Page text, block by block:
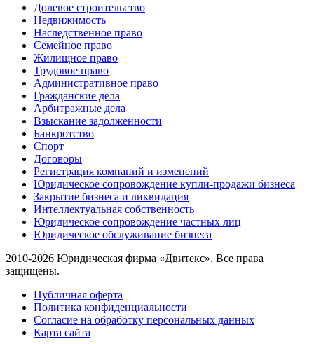
Долевое строительство
Недвижимость
Наследственное право
Семейное право
Жилищное право
Трудовое право
Административное право
Гражданские дела
Арбитражные дела
Взыскание задолженности
Банкротство
Спорт
Договоры
Регистрация компаний и изменений
Юридическое сопровождение купли-продажи бизнеса
Закрытие бизнеса и ликвидация
Интеллектуальная собственность
Юридическое сопровождение частных лиц
Юридическое обслуживание бизнеса
2010-2026 Юридическая фирма «Двитекс». Все права
защищены.
Публичная оферта
Политика конфиденциальности
Согласие на обработку персональных данных
Карта сайта